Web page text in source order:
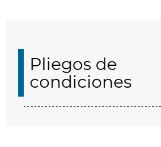
Pliegos de
condiciones